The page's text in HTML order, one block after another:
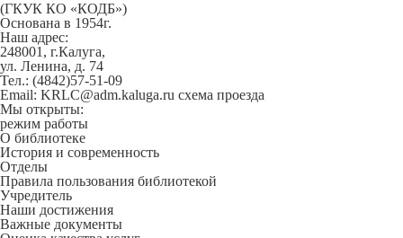
(ГКУК КО «КОДБ»)
Основана в 1954г.
Наш адрес:
248001, г.Калуга,
ул. Ленина, д. 74
Тел.: (4842)57-51-09
Email: KRLC@adm.kaluga.ru схема проезда
Мы открыты:
режим работы
О библиотеке
История и современность
Отделы
Правила пользования библиотекой
Учредитель
Наши достижения
Важные документы